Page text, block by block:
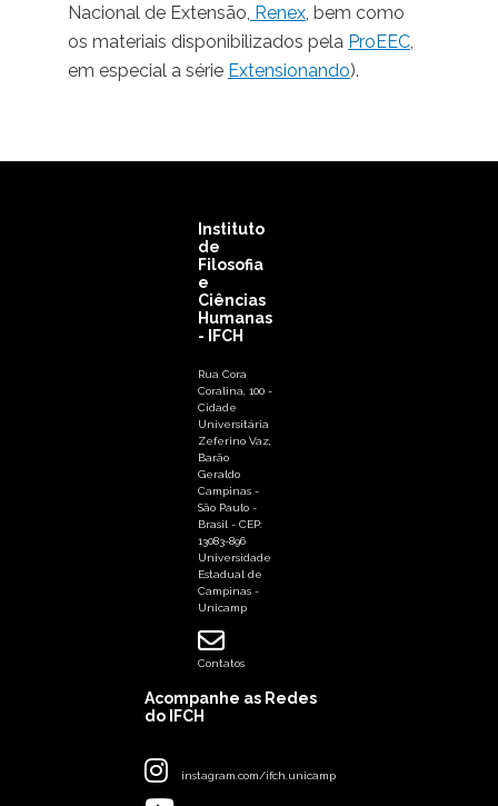
Nacional de Extensão, Renex , bem como
os materiais disponibilizados pela ProEEC
em especial a série Extensionando).
Instituto
de
Filosofia
e
Ciências
Humanas
- IFCH
Rua Cora
Coralina, 100 -
Cidade
Universitária
Zeferino Vaz,
Barão
Geraldo
Campinas -
São Paulo -
Brasil - CEP:
13083-896
Universidade
Estadual de
Campinas -
Unicamp
Contatos
Acompanhe as Redes
do IFCH
instagram.com/ifch.unicamp